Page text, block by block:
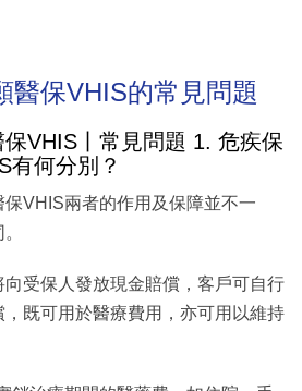
醫保VHIS的常見問題
VHIS丨常見問題 1. 危疾保
有何分別？
VHIS兩者的作用及保障並不一
受保人發放現金賠償，客戶可自行
既可用於醫療費用，亦可用以維持